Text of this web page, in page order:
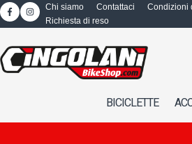
Chi siamo Contattaci
Condizioni
Richiesta di reso
BICICLETTE